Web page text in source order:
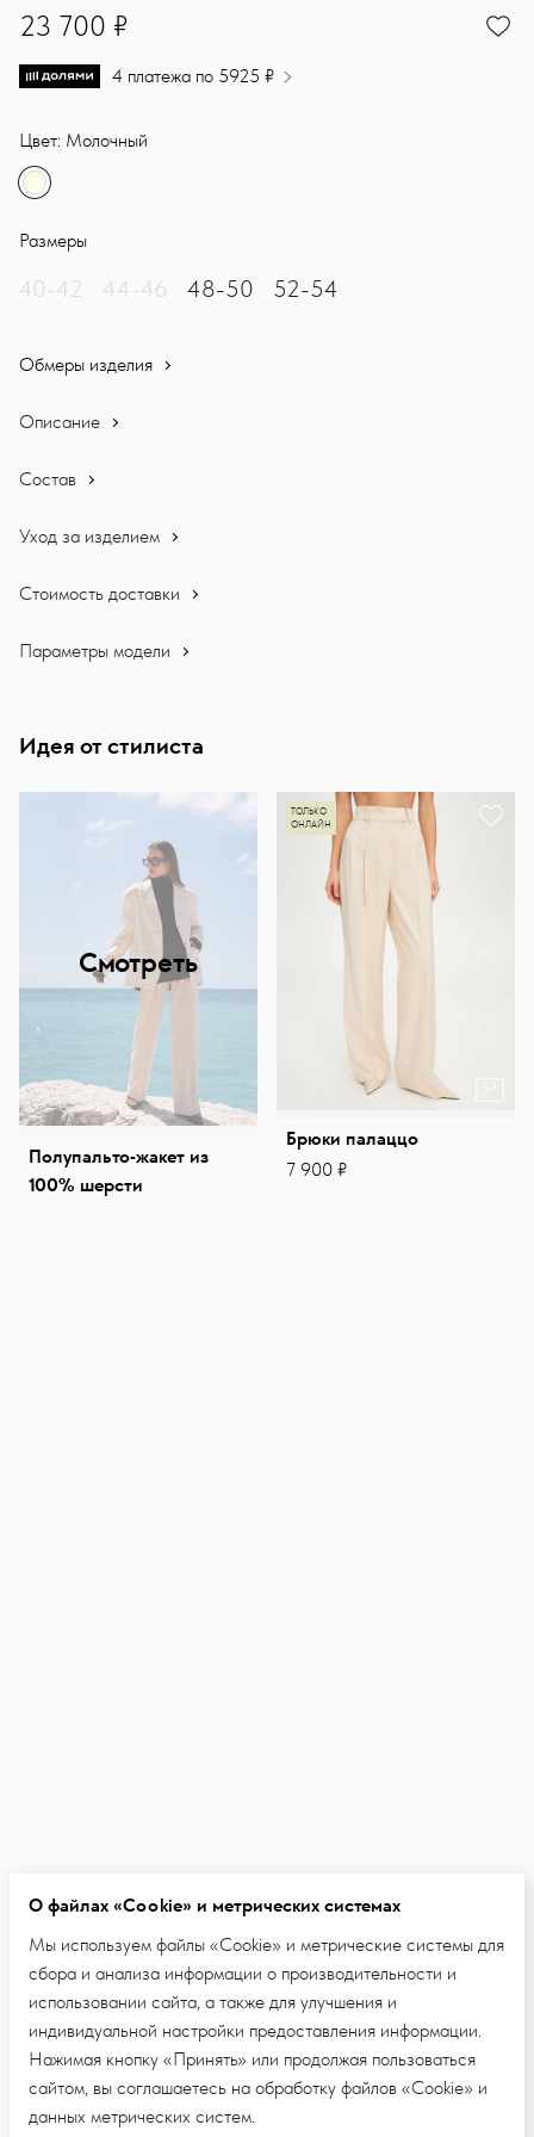
23700
23 700 ₽
4 платежа по 5925 ₽
Цвет: Молочный
Размеры
40-42 44-46 48-50 52-54
Обмеры изделия
Описание
Состав
Уход за изделием
Стоимость доставки
Параметры модели
Идея от стилиста
Смотреть
Полупальто-жакет из
100% шерсти
ТОЛЬКО
ОНЛАЙН
Брюки палаццо
7 900 ₽
О файлах «Cookie» и метрических системах
Мы используем файлы «Cookie» и метрические системы для
сбора и анализа информации о производительности и
использовании сайта, а также для улучшения и
индивидуальной настройки предоставления информации.
Нажимая кнопку «Принять» или продолжая пользоваться
сайтом, вы соглашаетесь на обработку файлов «Cookie» и
данных метрических систем.